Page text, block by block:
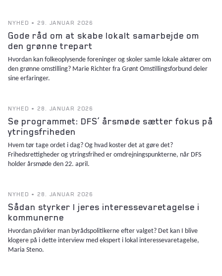
NYHED • 29. JANUAR 2026
Gode råd om at skabe lokalt samarbejde om
den grønne trepart
Hvordan kan folkeoplysende foreninger og skoler samle lokale aktører om
den grønne omstilling? Marie Richter fra Grønt Omstillingsforbund deler
sine erfaringer.
NYHED • 28. JANUAR 2026
Se programmet: DFS’ årsmøde sætter fokus på
ytringsfriheden
Hvem tør tage ordet i dag? Og hvad koster det at gøre det?
Frihedsrettigheder og ytringsfrihed er omdrejningspunkterne, når DFS
holder årsmøde den 22. april.
NYHED • 28. JANUAR 2026
Sådan styrker I jeres interessevaretagelse i
kommunerne
Hvordan påvirker man byrådspolitikerne efter valget? Det kan I blive
klogere på i dette interview med ekspert i lokal interessevaretagelse,
Maria Steno.